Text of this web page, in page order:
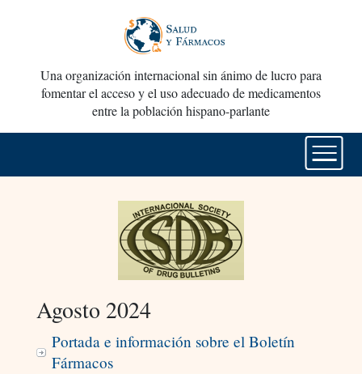
Una organización internacional sin ánimo de lucro para
fomentar el acceso y el uso adecuado de medicamentos
entre la población hispano-parlante
Agosto 2024
Portada e información sobre el Boletín
Fármacos